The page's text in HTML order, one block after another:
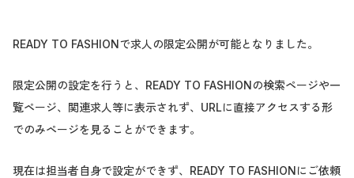
READY TO FASHIONで求人の限定公開が可能となりました。
限定公開の設定を行うと、READY TO FASHIONの検索ページや一
覧ページ、関連求人等に表示されず、URLに直接アクセスする形
でのみページを見ることができます。
現在は担当者自身で設定ができず、READY TO FASHIONにご依頼